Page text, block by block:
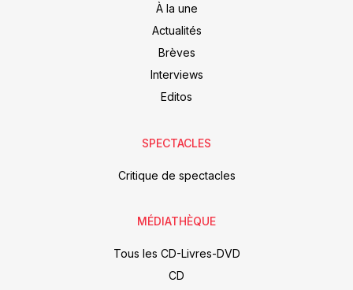
À la une
Actualités
Brèves
Interviews
Editos
SPECTACLES
Critique de spectacles
MÉDIATHÈQUE
Tous les CD-Livres-DVD
CD